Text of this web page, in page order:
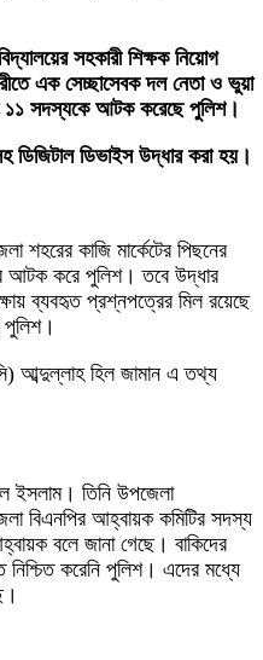
সহকারী শিক্ষক নিয়োগ
এক সেচ্ছাসেবক দল নেতা ও ভুয়া
১১ সদস্যকে আটক করেছে পুলিশ।
ডিভাইস উদ্ধার করা হয়।
শহরের কাজি মার্কেটের পিছনের
আটক করে পুলিশ। তবে উদ্ধার
ব্যবহৃত প্রশ্নপত্রের মিল রয়েছে
পুলিশ।
আব্দুল্লাহ হিল জামান এ তথ্য
ইসলাম। তিনি উপজেলা
বিএনপির আহ্বায়ক কমিটির সদস্য
বলে জানা গেছে। বাকিদের
নিশ্চিত করেনি পুলিশ। এদের মধ্যে